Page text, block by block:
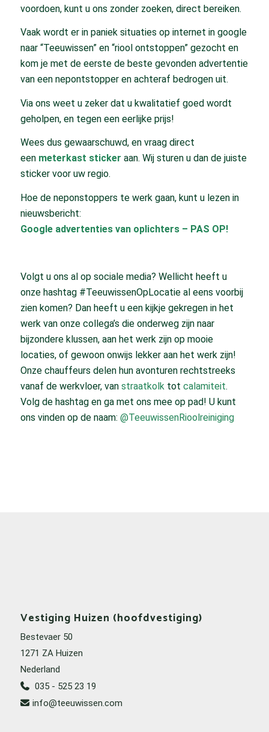
voordoen, kunt u ons zonder zoeken, direct bereiken.
Vaak wordt er in paniek situaties op internet in google
naar “Teeuwissen” en “riool ontstoppen” gezocht en
kom je met de eerste de beste gevonden advertentie
van een nepontstopper en achteraf bedrogen uit.
Via ons weet u zeker dat u kwalitatief goed wordt
geholpen, en tegen een eerlijke prijs!
Wees dus gewaarschuwd, en vraag direct
een meterkast sticker aan. Wij sturen u dan de juiste
sticker voor uw regio.
Hoe de neponstoppers te werk gaan, kunt u lezen in
nieuwsbericht:
Google advertenties van oplichters – PAS OP!
Volgt u ons al op sociale media? Wellicht heeft u
onze hashtag #TeeuwissenOpLocatie al eens voorbij
zien komen? Dan heeft u een kijkje gekregen in het
werk van onze collega’s die onderweg zijn naar
bijzondere klussen, aan het werk zijn op mooie
locaties, of gewoon onwijs lekker aan het werk zijn!
Onze chauffeurs delen hun avonturen rechtstreeks
vanaf de werkvloer, van straatkolk tot calamiteit.
Volg de hashtag en ga met ons mee op pad! U kunt
ons vinden op de naam: @TeeuwissenRioolreiniging
Vestiging Huizen (hoofdvestiging)
Bestevaer 50
1271 ZA Huizen
Nederland
035 - 525 23 19
info@teeuwissen.com